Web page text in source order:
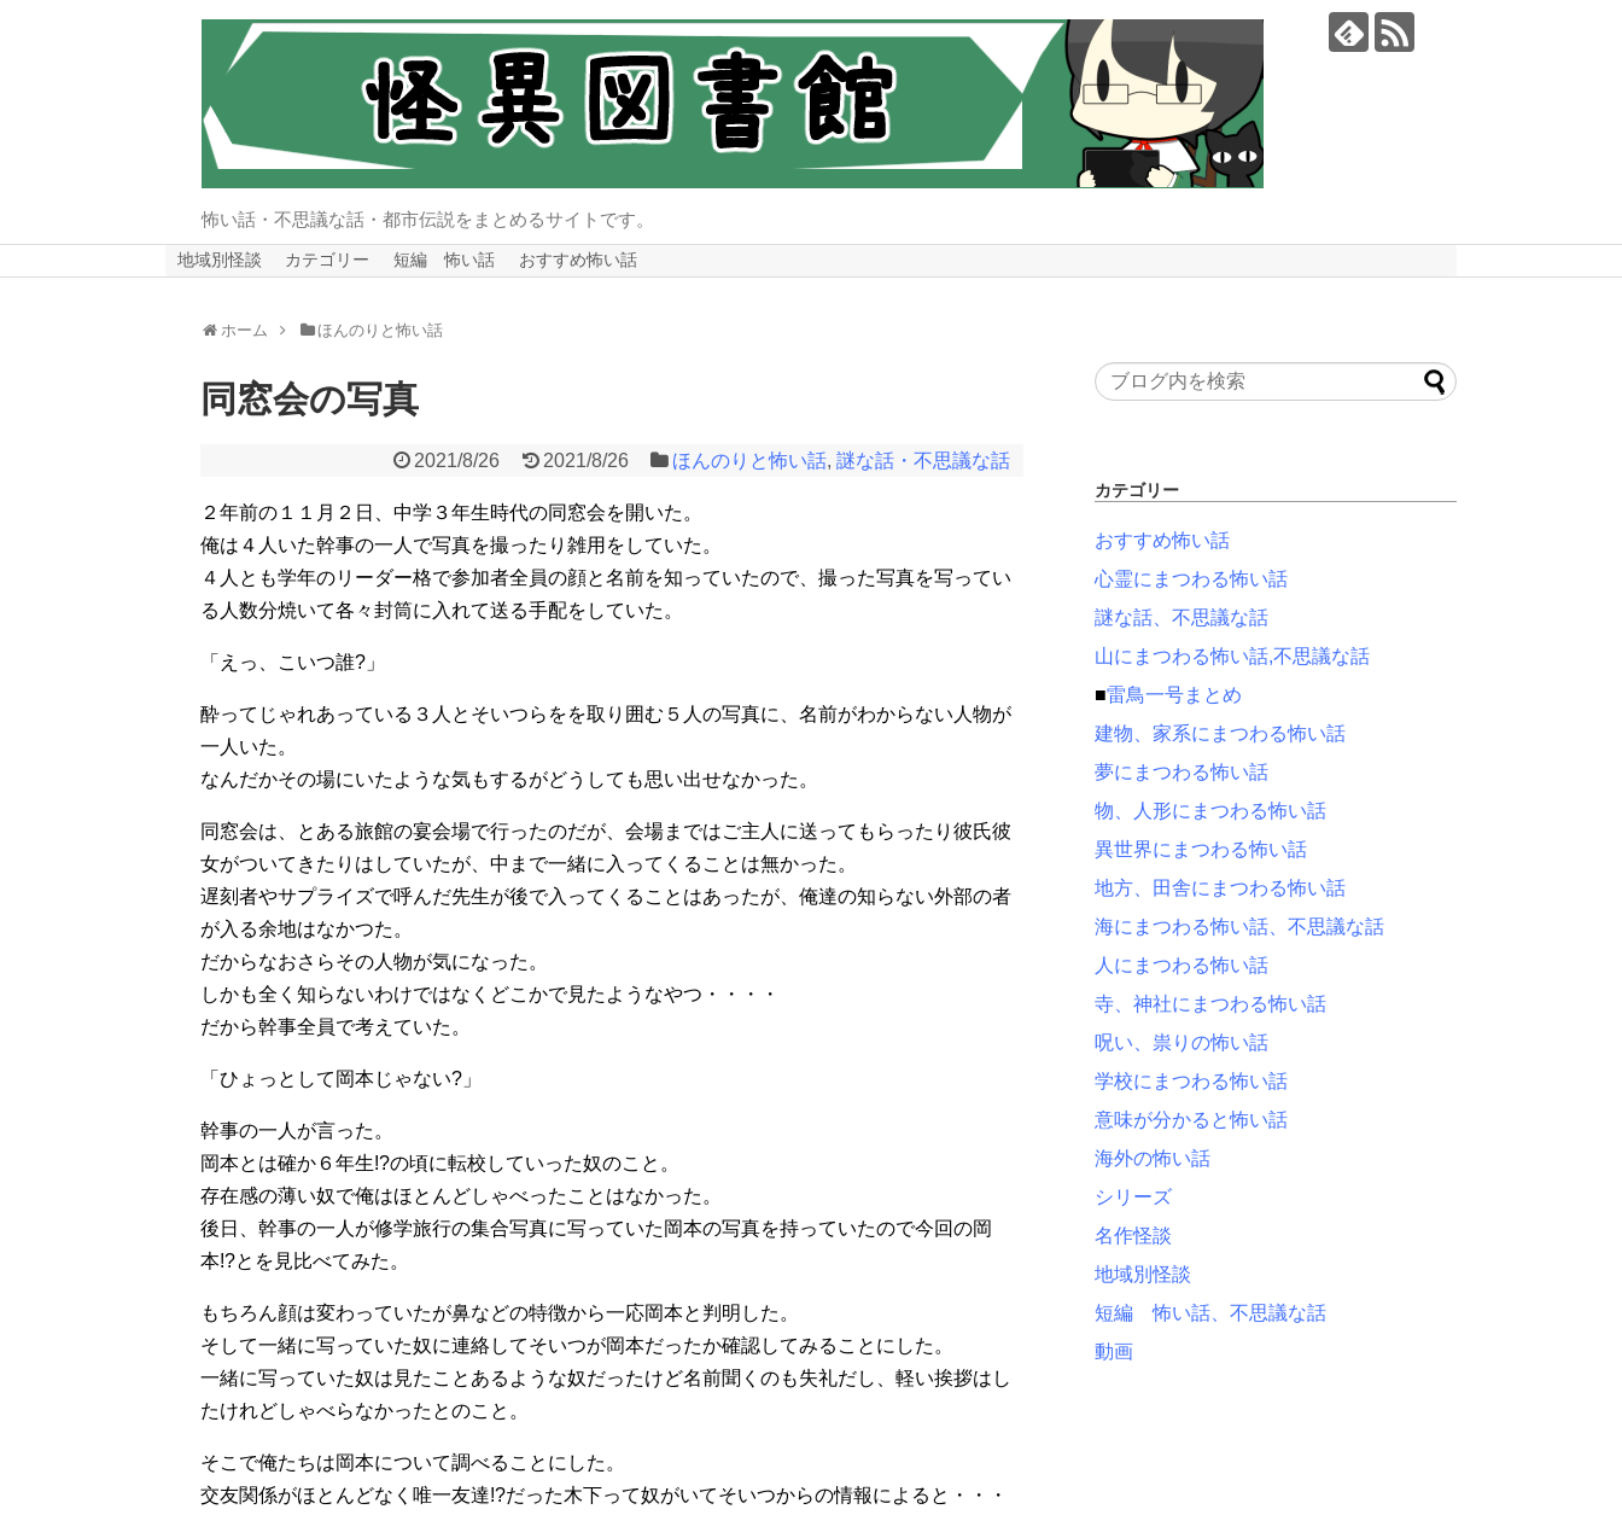
怖い話・不思議な話・都市伝説をまとめるサイトです。
地域別怪談 カテゴリー 短編 怖い話 おすすめ怖い話
ホーム ほんのりと怖い話
同窓会の写真
2021/8/26 2021/8/26 ほんのりと怖い話, 謎な話・不思議な話
２年前の１１月２日、中学３年生時代の同窓会を開いた。
俺は４人いた幹事の一人で写真を撮ったり雑用をしていた。
４人とも学年のリーダー格で参加者全員の顔と名前を知っていたので、撮った写真を写ってい
る人数分焼いて各々封筒に入れて送る手配をしていた。
「えっ、こいつ誰?」
酔ってじゃれあっている３人とそいつらをを取り囲む５人の写真に、名前がわからない人物が
一人いた。
なんだかその場にいたような気もするがどうしても思い出せなかった。
同窓会は、とある旅館の宴会場で行ったのだが、会場まではご主人に送ってもらったり彼氏彼
女がついてきたりはしていたが、中まで一緒に入ってくることは無かった。
遅刻者やサプライズで呼んだ先生が後で入ってくることはあったが、俺達の知らない外部の者
が入る余地はなかつた。
だからなおさらその人物が気になった。
しかも全く知らないわけではなくどこかで見たようなやつ・・・・
だから幹事全員で考えていた。
「ひょっとして岡本じゃない?」
幹事の一人が言った。
岡本とは確か６年生!?の頃に転校していった奴のこと。
存在感の薄い奴で俺はほとんどしゃべったことはなかった。
後日、幹事の一人が修学旅行の集合写真に写っていた岡本の写真を持っていたので今回の岡
本!?とを見比べてみた。
もちろん顔は変わっていたが鼻などの特徴から一応岡本と判明した。
そして一緒に写っていた奴に連絡してそいつが岡本だったか確認してみることにした。
一緒に写っていた奴は見たことあるような奴だったけど名前聞くのも失礼だし、軽い挨拶はし
たけれどしゃべらなかったとのこと。
そこで俺たちは岡本について調べることにした。
交友関係がほとんどなく唯一友達!?だった木下って奴がいてそいつからの情報によると・・・
カテゴリー
おすすめ怖い話
心霊にまつわる怖い話
謎な話、不思議な話
山にまつわる怖い話,不思議な話
■雷鳥一号まとめ
建物、家系にまつわる怖い話
夢にまつわる怖い話
物、人形にまつわる怖い話
異世界にまつわる怖い話
地方、田舎にまつわる怖い話
海にまつわる怖い話、不思議な話
人にまつわる怖い話
寺、神社にまつわる怖い話
呪い、祟りの怖い話
学校にまつわる怖い話
意味が分かると怖い話
海外の怖い話
シリーズ
名作怪談
地域別怪談
短編 怖い話、不思議な話
動画